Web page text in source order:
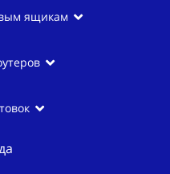
ящикам